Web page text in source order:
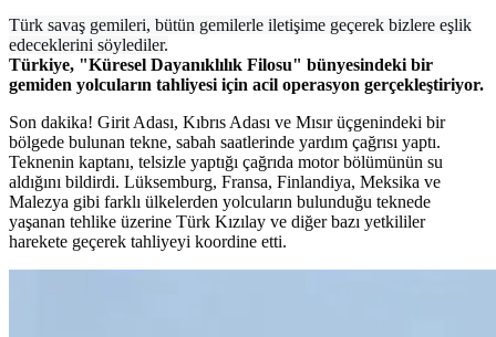
Türk savaş gemileri, bütün gemilerle iletişime geçerek bizlere eşlik
edeceklerini söylediler.
Türkiye, "Küresel Dayanıklılık Filosu" bünyesindeki bir
gemiden yolcuların tahliyesi için acil operasyon gerçekleştiriyor.
Son dakika! Girit Adası, Kıbrıs Adası ve Mısır üçgenindeki bir
bölgede bulunan tekne, sabah saatlerinde yardım çağrısı yaptı.
Teknenin kaptanı, telsizle yaptığı çağrıda motor bölümünün su
aldığını bildirdi. Lüksemburg, Fransa, Finlandiya, Meksika ve
Malezya gibi farklı ülkelerden yolcuların bulunduğu teknede
yaşanan tehlike üzerine Türk Kızılay ve diğer bazı yetkililer
harekete geçerek tahliyeyi koordine etti.